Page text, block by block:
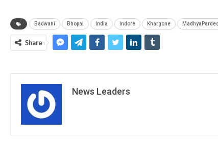
Badwani Bhopal India Indore Khargone
Share
News Leaders